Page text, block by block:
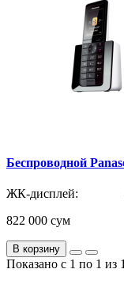
Беспроводной
ЖК-дисплей:
822 000 сум
В корзину
Показано с 1 по 1 из